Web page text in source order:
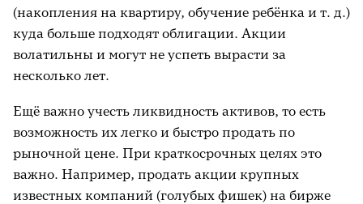
(накопления на квартиру, обучение ребёнка и т. д.)
куда больше подходят облигации. Акции
волатильны и могут не успеть вырасти за
несколько лет.
Ещё важно учесть ликвидность активов, то есть
возможность их легко и быстро продать по
рыночной цене. При краткосрочных целях это
важно. Например, продать акции крупных
известных компаний (голубых фишек) на бирже